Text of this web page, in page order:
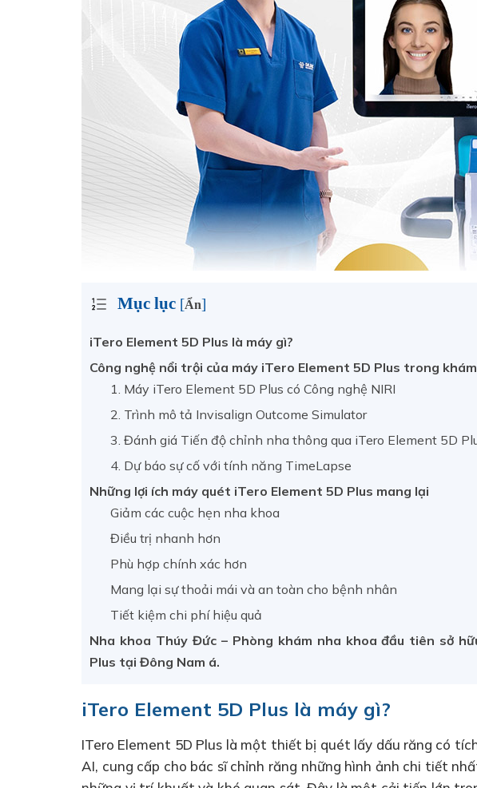
Mục lục [Ẩn]
iTero Element 5D Plus là máy gì?
Công nghệ nổi trội của máy iTero Element 5D Plus trong
1. Máy iTero Element 5D Plus có Công nghệ NIRI
2. Trình mô tả Invisalign Outcome Simulator
3. Đánh giá Tiến độ chỉnh nha thông qua iTero Element 5D
4. Dự báo sự cố với tính năng TimeLapse
Những lợi ích máy quét iTero Element 5D Plus mang lại
Giảm các cuộc hẹn nha khoa
Điều trị nhanh hơn
Phù hợp chính xác hơn
Mang lại sự thoải mái và an toàn cho bệnh nhân
Tiết kiệm chi phí hiệu quả
Nha khoa Thúy Đức – Phòng khám nha khoa đầu tiên sở
Plus tại Đông Nam á.
iTero Element 5D Plus là máy gì?
ITero Element 5D Plus là một thiết bị quét lấy dấu răng có
AI, cung cấp cho bác sĩ chỉnh răng những hình ảnh chi tiết